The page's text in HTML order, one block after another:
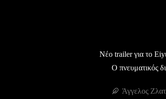
Νέο trailer για το
Ο πνευματικός
Άγγελος